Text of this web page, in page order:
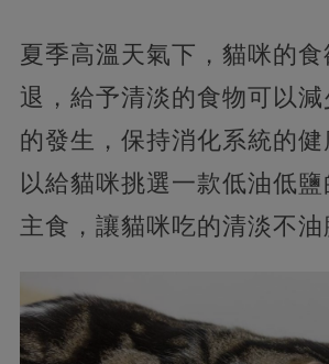
夏季高溫天氣下，貓咪的
退，給予清淡的食物可以
的發生，保持消化系統的
以給貓咪挑選一款低油低
主食，讓貓咪吃的清淡不油